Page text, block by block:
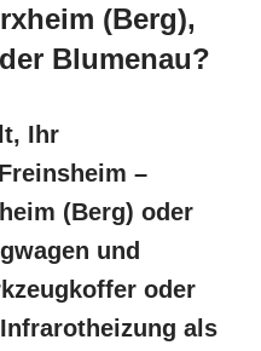
(Berg),
Blumenau?
Ihr
–
(Berg) oder
und
oder
als